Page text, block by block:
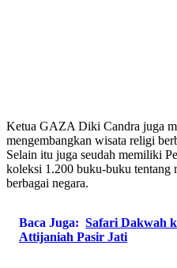
Ketua GAZA Diki Candra juga
mengembangkan wisata religi
Selain itu juga seudah memiliki
koleksi 1.200 buku-buku tentang
berbagai negara.
Baca Juga: Safari Dakwah
Attijaniah Pasir Jati